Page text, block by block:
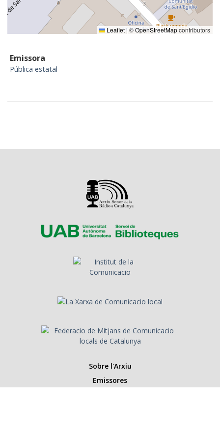
Leaflet|©OpenStreetMapcontributors
Emissora
Pública estatal
Sobre l'Arxiu
Emissores